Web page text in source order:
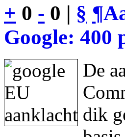
+ 0 - 0 | § ¶
Google: 400
De
dik